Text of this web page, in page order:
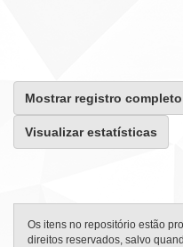
Mostrar registro
Visualizar estatísticas
Os itens no repositório estão
direitos reservados, salvo